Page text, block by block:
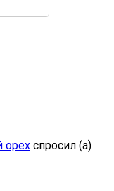
орех спросил (а)